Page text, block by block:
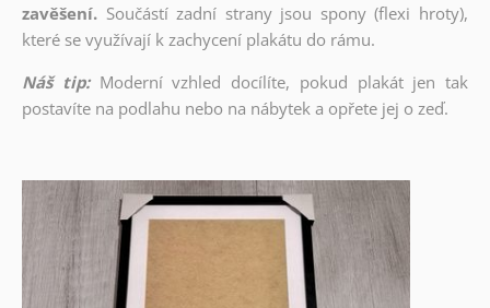
zavěšení. Součástí zadní strany jsou spony (flexi hroty),
které se využívají k zachycení plakátu do rámu.
Náš tip: Moderní vzhled docílíte, pokud plakát jen tak
postavíte na podlahu nebo na nábytek a opřete jej o zeď.